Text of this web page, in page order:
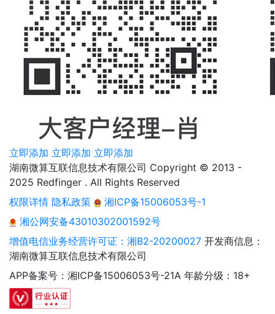
立即添加 立即添加 立即添加
湖南微算互联信息技术有限公司 Copyright © 2013 -
2025 Redfinger . All Rights Reserved
权限详情 隐私政策
湘ICP备15006053号-1
湘公网安备43010302001592号
增值电信业务经营许可证：湘B2-20200027 开发商信息：
湖南微算互联信息技术有限公司
APP备案号：湘ICP备15006053号-21A 年龄分级：18+